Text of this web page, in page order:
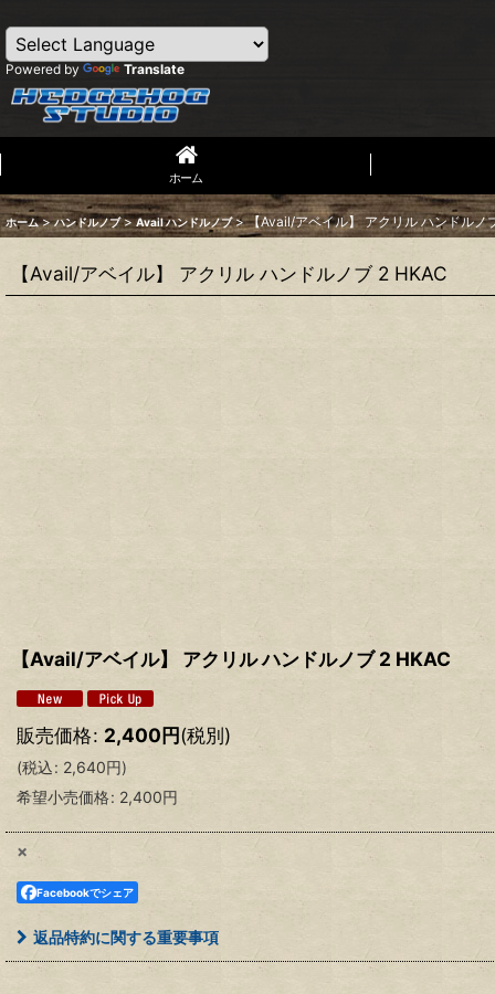
Powered by Translate
ホーム
ホーム > ハンドルノブ > Avail ハンドルノブ > 【Avail/アベイル】 アクリル ハンドルノ
【Avail/アベイル】 アクリル ハンドルノブ 2 HKAC
【Avail/アベイル】 アクリル ハンドルノブ 2 HKAC
販売価格: 2,400円(税別)
(税込: 2,640円)
希望小売価格: 2,400円
×
Facebookでシェア
返品特約に関する重要事項